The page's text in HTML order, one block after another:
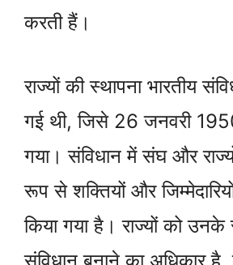
करती हैं।
राज्यों की स्थापना भारतीय
गई थी, जिसे 26 जनवरी
गया। संविधान में संघ और
रूप से शक्तियों और
किया गया है। राज्यों को
संविधान बनाने का अधिकार है,